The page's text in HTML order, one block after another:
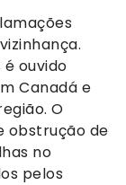
é ouvido
Canadá e
O
obstrução de
no
pelos